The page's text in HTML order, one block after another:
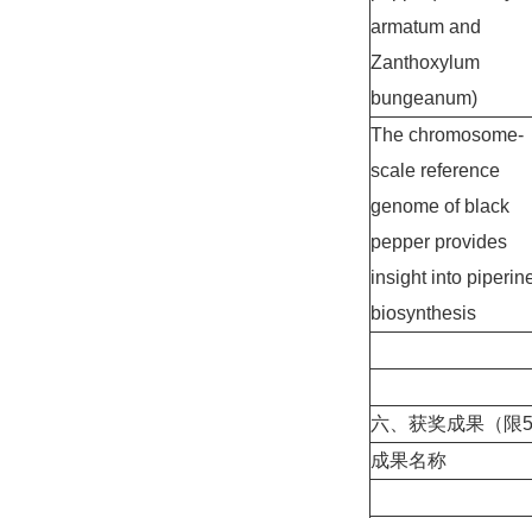
armatum and
Zanthoxylum
bungeanum)
The chromosome-
scale reference
genome of black
pepper provides
insight into
biosynthesis
六、获奖成果（限
成果名称